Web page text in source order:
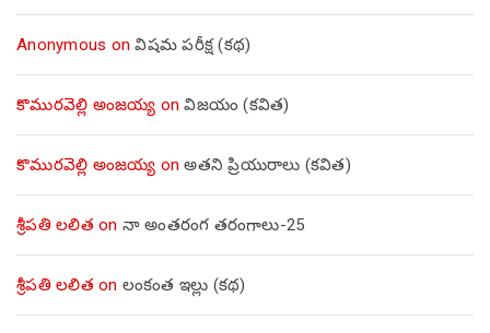
Anonymous onవిషమ పరీక్ష (క‌థ‌)
కొమురవెల్లి అంజయ్య onవిజయం (కవిత)
కొమురవెల్లి అంజయ్య onఅతని ప్రియురాలు (కవిత)
శ్రీపతి లలిత on నా అంతరంగ తరంగాలు-25
శ్రీపతి లలిత on లంకంత ఇల్లు (కథ)